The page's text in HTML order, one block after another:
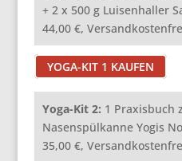
+ 2 x 500 g Luisenhaller
44,00 €,
YOGA-KIT 1 KAUFEN
Yoga-Kit 2: 1 Praxisbuch
Nasenspülkanne Yogis
35,00 €,